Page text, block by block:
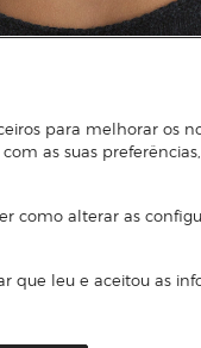
para melhorar os
as suas
como alterar as
que leu e aceitou as